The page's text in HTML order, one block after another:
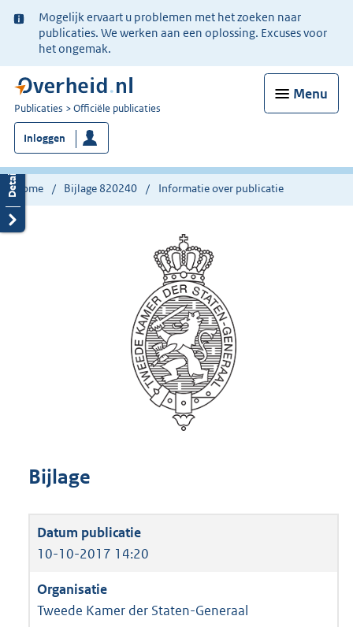
Ter
informatie:
Mogelijk ervaart u problemen met het zoeken naar
publicaties. We werken aan een oplossing. Excuses voor
het ongemak.
Menu
U
bent
nu
hier:
Publicaties Officiële publicaties
Inloggen
Home Bijlage 820240 Informatie over publicatie
Bijlage
10-10-2017 14:20
Tweede Kamer der Staten-Generaal